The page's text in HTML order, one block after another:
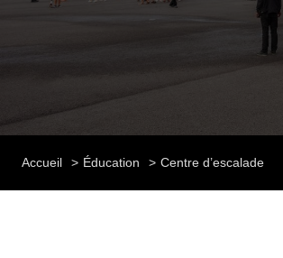
Accueil Éducation Centre d’escalade